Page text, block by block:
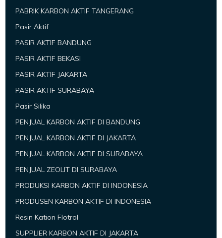
PABRIK KARBON AKTIF TANGERANG
Pasir Aktif
PASIR AKTIF BANDUNG
PASIR AKTIF BEKASI
PASIR AKTIF JAKARTA
PASIR AKTIF SURABAYA
Pasir Silika
PENJUAL KARBON AKTIF DI BANDUNG
PENJUAL KARBON AKTIF DI JAKARTA
PENJUAL KARBON AKTIF DI SURABAYA
PENJUAL ZEOLIT DI SURABAYA
PRODUKSI KARBON AKTIF DI INDONESIA
PRODUSEN KARBON AKTIF DI INDONESIA
Resin Kation Flotrol
SUPPLIER KARBON AKTIF DI JAKARTA